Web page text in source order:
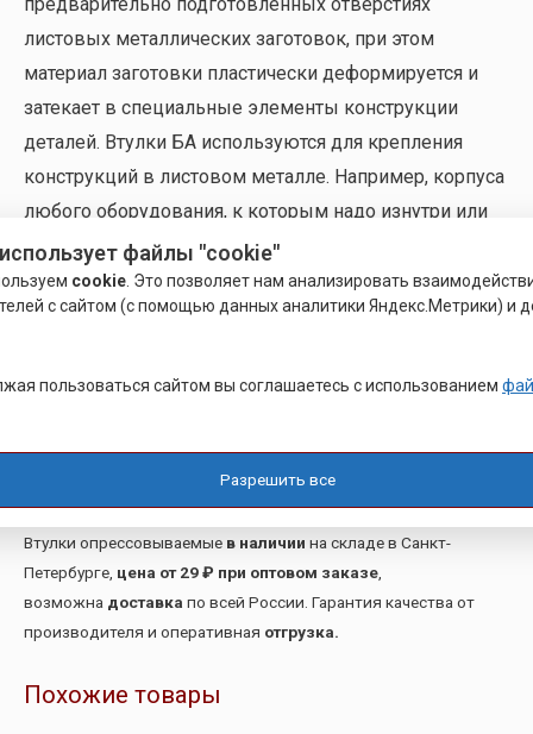
листовых металлических заготовок, при этом
материал заготовки пластически деформируется и
затекает в специальные элементы конструкции
деталей. Втулки БА используются для крепления
конструкций в листовом металле. Например, корпуса
любого оборудования, к которым надо изнутри или
снаружи крепить другие детали, панели, печатные
платы и т.д.
листовой металл — кроме запрессовки (сжимающей силы)
которая всегда есть в конструкции изделия (в
запрессовочном крепеже такой юбки нет).
Втулки опрессовываемые в наличии на складе в Санкт-
Петербурге, цена от 29 ₽ при оптовом заказе
возможна доставка по всей России. Гарантия качества от
производителя и оперативная отгрузка.
Похожие товары
файлы "cookie"
cookie . Это позволяет нам анализировать
с сайтом (с помощью данных аналитики Яндекс.Метрики) и
пользоваться сайтом вы соглашаетесь с использованием
Разрешить все